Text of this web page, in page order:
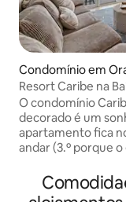
Condomínio em
ach
Resort Caribe na
B208
O condomínio
decorado é um
apartamento fica
andar (3.º porque
65 polegadas